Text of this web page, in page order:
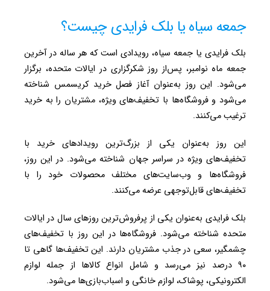
جمعه سیاه یا بلک فرایدی چیست؟
بلک فرایدی یا جمعه سیاه، رویدادی است که هر ساله در آخرین
جمعه ماه نوامبر، پس‌از روز شکرگزاری در ایالات متحده، برگزار
می‌شود. این روز به‌عنوان آغاز فصل خرید کریسمس شناخته
می‌شود و فروشگاه‌ها با تخفیف‌های ویژه، مشتریان را به خرید
ترغیب می‌کنند.
این روز به‌عنوان یکی از بزرگ‌ترین رویدادهای خرید با
تخفیف‌های ویژه در سراسر جهان شناخته می‌شود. در این روز،
فروشگاه‌ها و وب‌سایت‌های مختلف محصولات خود را با
تخفیف‌های قابل‌توجهی عرضه می‌کنند.
بلک فرایدی به‌عنوان یکی از پرفروش‌ترین روزهای سال در ایالات
متحده شناخته می‌شود. فروشگاه‌ها در این روز با تخفیف‌های
چشمگیر، سعی در جذب مشتریان دارند. این تخفیف‌ها گاهی تا
۹۰ درصد نیز می‌رسد و شامل انواع کالاها از جمله لوازم
الکترونیکی، پوشاک، لوازم خانگی و اسباب‌بازی‌ها می‌شود.